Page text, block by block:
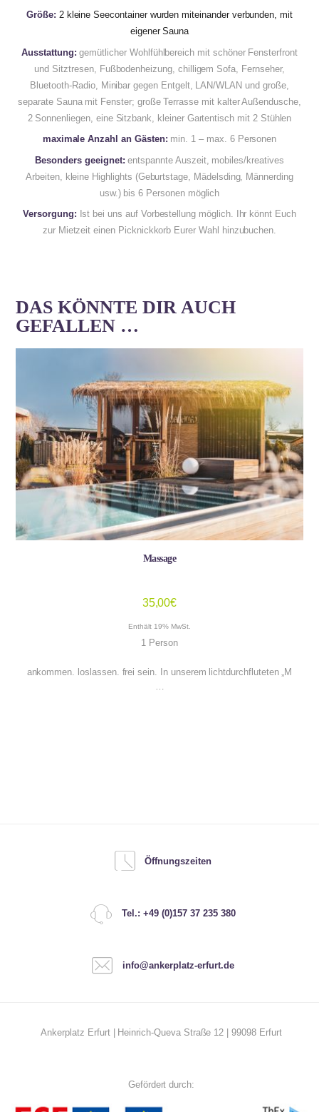
Größe: 2 kleine Seecontainer wurden miteinander verbunden, mit
eigener Sauna
Ausstattung: gemütlicher Wohlfühlbereich mit schöner Fensterfront
und Sitztresen, Fußbodenheizung, chilligem Sofa, Fernseher,
Bluetooth-Radio, Minibar gegen Entgelt, LAN/WLAN und große,
separate Sauna mit Fenster; große Terrasse mit kalter Außendusche,
2 Sonnenliegen, eine Sitzbank, kleiner Gartentisch mit 2 Stühlen
maximale Anzahl an Gästen: min. 1 – max. 6 Personen
Besonders geeignet: entspannte Auszeit, mobiles/kreatives
Arbeiten, kleine Highlights (Geburtstage, Mädelsding, Männerding
usw.) bis 6 Personen möglich
Versorgung: Ist bei uns auf Vorbestellung möglich. Ihr könnt Euch
zur Mietzeit einen Picknickkorb Eurer Wahl hinzubuchen.
DAS KÖNNTE DIR AUCH
GEFALLEN …
Massage
35,00€
Enthält 19% MwSt.
1 Person
ankommen. loslassen. frei sein. In unserem lichtdurchfluteten „M
Öffnungszeiten
Tel.: +49 (0)157 37 235 380
info@ankerplatz-erfurt.de
Ankerplatz Erfurt | Heinrich-Queva Straße 12 | 99098 Erfurt
Gefördert durch: